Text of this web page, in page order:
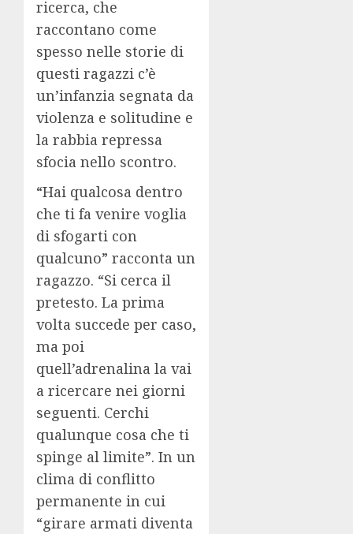
ricerca, che
raccontano come
spesso nelle storie di
questi ragazzi c’è
un’infanzia segnata da
violenza e solitudine e
la rabbia repressa
sfocia nello scontro.
“Hai qualcosa dentro
che ti fa venire voglia
di sfogarti con
qualcuno” racconta un
ragazzo. “Si cerca il
pretesto. La prima
volta succede per caso,
ma poi
quell’adrenalina la vai
a ricercare nei giorni
seguenti. Cerchi
qualunque cosa che ti
spinge al limite”. In un
clima di conflitto
permanente in cui
“girare armati diventa